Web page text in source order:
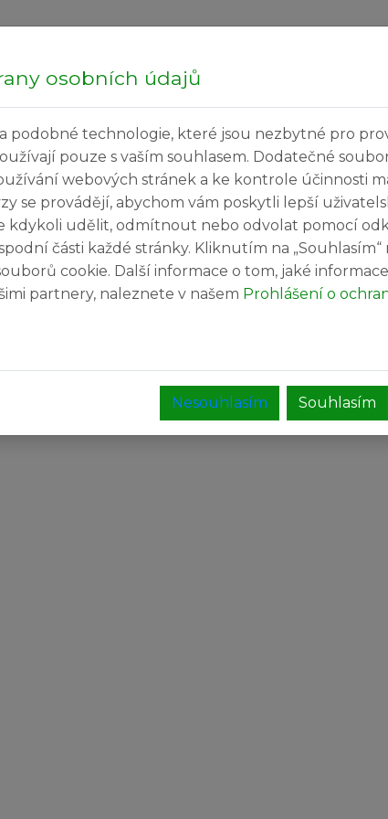
informace Kultura a volný čas
stavbou
osobních údajů
podobné technologie, které jsou nezbytné pro
pouze s vaším souhlasem. Dodatečné
webových stránek a ke kontrole účinnosti
se provádějí, abychom vám poskytli lepší
kdykoli udělit, odmítnout nebo odvolat pomocí
části každé stránky. Kliknutím na
cookie. Další informace o tom, jaké
partnery, naleznete v našem Prohlášení o
Nesouhlasím Souhlasím